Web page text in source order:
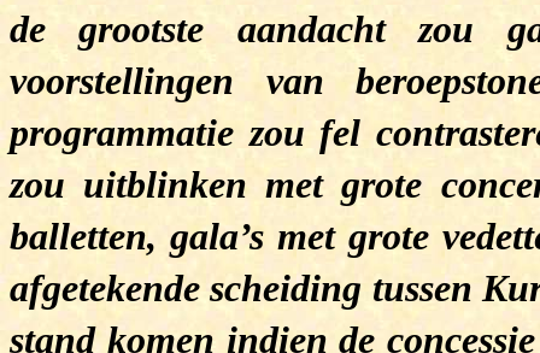
de grootste
aandacht zou
voorstellingen van
programmatie zou fel
zou uitblinken met grote
balletten, gala’s met grote
afgetekende scheiding tussen
stand komen indien de